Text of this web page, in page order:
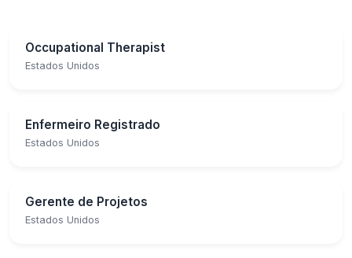
Occupational Therapist
Estados Unidos
Enfermeiro Registrado
Estados Unidos
Gerente de Projetos
Estados Unidos